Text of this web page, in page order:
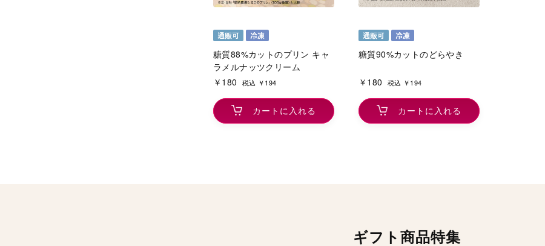
糖質88%カットのプリン キャ
ラメルナッツクリーム
￥180
税込 ￥194
カートに入れる
糖質90%カットのどらやき
￥180 税込 ￥194
カートに入れる
ギフト商品特集